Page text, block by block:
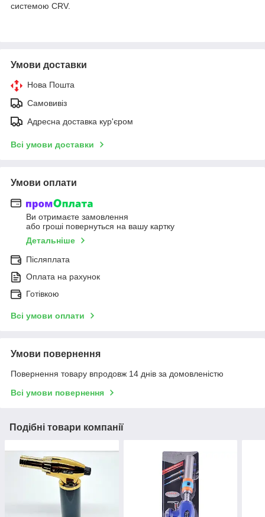
системою CRV.
Умови доставки
Нова Пошта
Самовивіз
Адресна доставка кур'єром
Всі умови доставки
Умови оплати
Ви отримаєте замовлення
або гроші повернуться на вашу картку
Детальніше
Післяплата
Оплата на рахунок
Готівкою
Всі умови оплати
Умови повернення
Повернення товару впродовж 14 днів за домовленістю
Всі умови повернення
Подібні товари компанії